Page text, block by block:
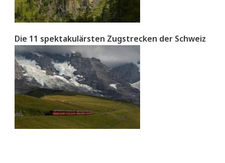
Die 11 spektakulärsten Zugstrecken der Schweiz